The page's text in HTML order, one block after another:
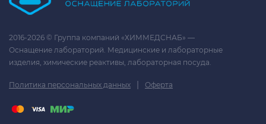
2016-2026 © Группа компаний «ХИММЕДСНАБ» —
Оснащение лабораторий. Медицинские и лабораторные
изделия, химические реактивы, лабораторная посуда.
Политика персональных данных | Оферта